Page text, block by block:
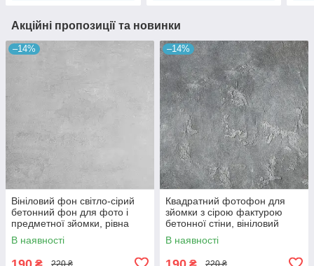
Акційні пропозиції та новинки
–14%
Вініловий фон світло-сірий
бетонний фон для фото і
предметної зйомки, рівна
текстура, 60x60 см, №550674
В наявності
–14%
Квадратний фотофон для
зйомки з сірою фактурою
бетонної стіни, вініловий
60x60 см , №550152
В наявності